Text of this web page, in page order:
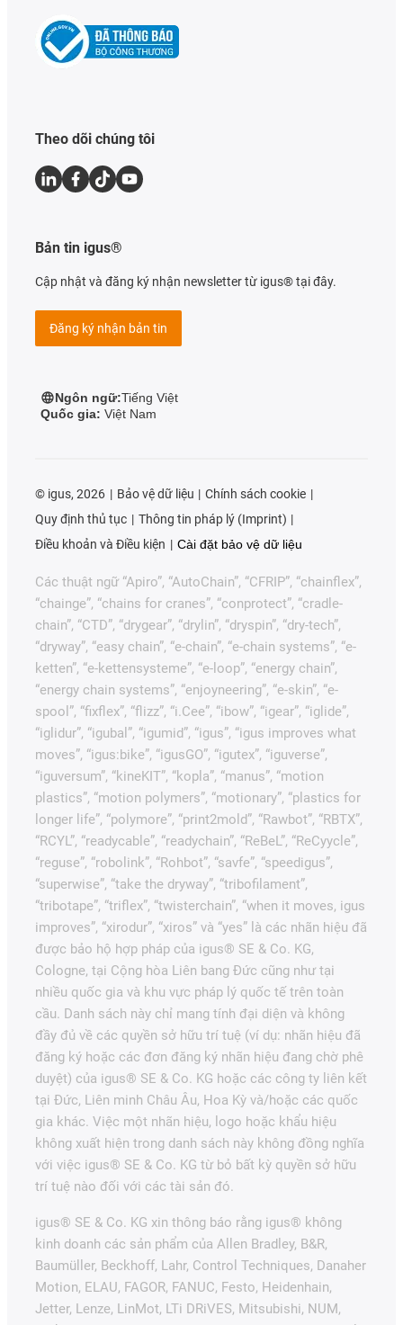
Theo dõi chúng tôi
Bản tin igus®
Cập nhật và đăng ký nhận newsletter từ igus® tại đây.
Đăng ký nhận bản tin
Ngôn ngữ:Tiếng Việt
Quốc gia: Việt Nam
© igus, 2026 Bảo vệ dữ liệu
Chính sách cookie
Quy định thủ tục
Thông tin pháp lý (Imprint)
Điều khoản và Điều kiện
Cài đặt bảo vệ dữ liệu
Các thuật ngữ “Apiro”, “AutoChain”, “CFRIP”, “chainflex”,
“chainge”, “chains for cranes”, “conprotect”, “cradle-
chain”, “CTD”, “drygear”, “drylin”, “dryspin”, “dry-tech”,
“dryway”, “easy chain”, “e-chain”, “e-chain systems”, “e-
ketten”, “e-kettensysteme”, “e-loop”, “energy chain”,
“energy chain systems”, “enjoyneering”, “e-skin”, “e-
spool”, “fixflex”, “flizz”, “i.Cee”, “ibow”, “igear”, “iglide”,
“iglidur”, “igubal”, “igumid”, “igus”, “igus improves what
moves”, “igus:bike”, “igusGO”, “igutex”, “iguverse”,
“iguversum”, “kineKIT”, “kopla”, “manus”, “motion
plastics”, “motion polymers”, “motionary”, “plastics for
longer life”, “polymore”, “print2mold”, “Rawbot”, “RBTX”,
“RCYL”, “readycable”, “readychain”, “ReBeL”, “ReCyycle”,
“reguse”, “robolink”, “Rohbot”, “savfe”, “speedigus”,
“superwise”, “take the dryway”, “tribofilament”,
“tribotape”, “triflex”, “twisterchain”, “when it moves, igus
improves”, “xirodur”, “xiros” và “yes” là các nhãn hiệu đã
được bảo hộ hợp pháp của igus® SE & Co. KG,
Cologne, tại Cộng hòa Liên bang Đức cũng như tại
nhiều quốc gia và khu vực pháp lý quốc tế trên toàn
cầu. Danh sách này chỉ mang tính đại diện và không
đầy đủ về các quyền sở hữu trí tuệ (ví dụ: nhãn hiệu đã
đăng ký hoặc các đơn đăng ký nhãn hiệu đang chờ phê
duyệt) của igus® SE & Co. KG hoặc các công ty liên kết
tại Đức, Liên minh Châu Âu, Hoa Kỳ và/hoặc các quốc
gia khác. Việc một nhãn hiệu, logo hoặc khẩu hiệu
không xuất hiện trong danh sách này không đồng nghĩa
với việc igus® SE & Co. KG từ bỏ bất kỳ quyền sở hữu
trí tuệ nào đối với các tài sản đó.
igus® SE & Co. KG xin thông báo rằng igus® không
kinh doanh các sản phẩm của Allen Bradley, B&R,
Baumüller, Beckhoff, Lahr, Control Techniques, Danaher
Motion, ELAU, FAGOR, FANUC, Festo, Heidenhain,
Jetter, Lenze, LinMot, LTi DRiVES, Mitsubishi, NUM,